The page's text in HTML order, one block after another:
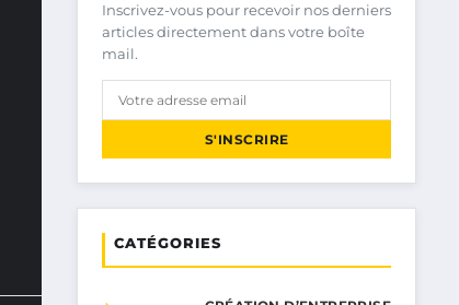
Inscrivez-vous pour recevoir nos derniers
articles directement dans votre boîte
mail.
S'INSCRIRE
CATÉGORIES